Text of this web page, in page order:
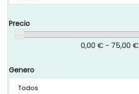
Precio
0,00 € - 75,00 €
Genero